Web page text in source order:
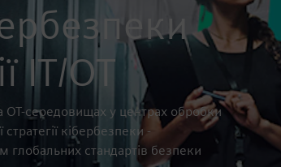
IT/OT
ОТ-середовищах у центрах обробки
кібербезпеки -
глобальних стандартів безпеки